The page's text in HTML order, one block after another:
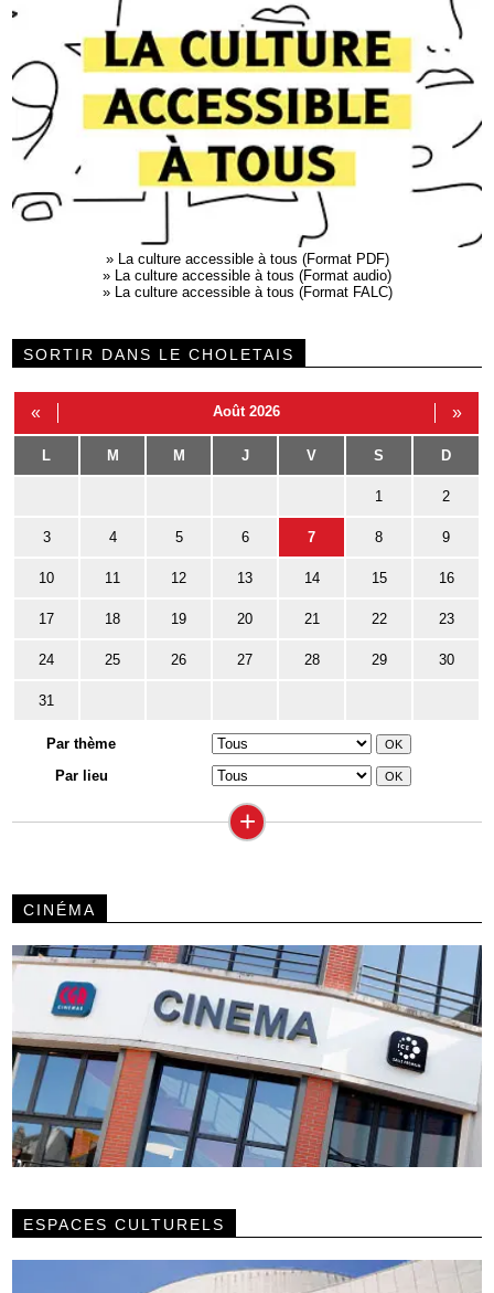
»
La culture accessible à tous (Format PDF)
»
La culture accessible à tous (Format audio)
»
La culture accessible à tous (Format FALC)
SORTIR DANS LE CHOLETAIS
« Août 2026 »
L M M J V S D
1 2
3 4 5 6 7 8 9
10 11 12 13 14 15 16
17 18 19 20 21 22 23
24 25 26 27 28 29 30
31
Par thème
Par lieu
+
CINÉMA
ESPACES CULTURELS